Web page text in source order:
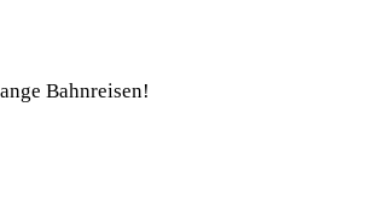
Bahnreisen!